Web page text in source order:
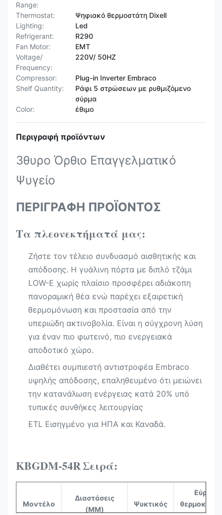
Range:
Thermostat:
Ψηφιακό θερμοστάτη Dixell
Lighting:
Led
Refrigerant:
R290
Fan Motor:
ΕΜΤ
Voltage/
Frequency:
220V/ 50HZ
Compressor:
Plug-in Inverter Embraco
Shelf Quantity:
Ράφι 5 στρώσεων με ρυθμιζόμενο
σύρμα
Color:
έθιμο
Περιγραφή προϊόντων
3θυρο Όρθιο Επαγγελματικό
Ψυγείο
ΠΕΡΙΓΡΑΦΗ ΠΡΟΪΟΝΤΟΣ
Τα πλεονεκτήματά μας:
Ζήστε τον τέλειο συνδυασμό αισθητικής και
απόδοσης. Η γυάλινη πόρτα με διπλό τζάμι
LOW-E χωρίς πλαίσιο προσφέρει αδιάκοπη
πανοραμική θέα ενώ παρέχει εξαιρετική
θερμομόνωση και προστασία από την
υπεριώδη ακτινοβολία. Είναι η σύγχρονη λύση
για έναν πιο φωτεινό, πιο ενεργειακά
αποδοτικό χώρο.
Διαθέτει συμπιεστή αντιστροφέα Embraco
υψηλής απόδοσης, επαληθευμένο ότι μειώνει
την κατανάλωση ενέργειας κατά 20%​ υπό
τυπικές συνθήκες λειτουργίας
ETL Εισηγμένο για ΗΠΑ και Καναδά.​
KBGDM-54RΣειρά:
Μοντέλο
Διαστάσεις
(MM)
Ψυκτικός
Εύρος